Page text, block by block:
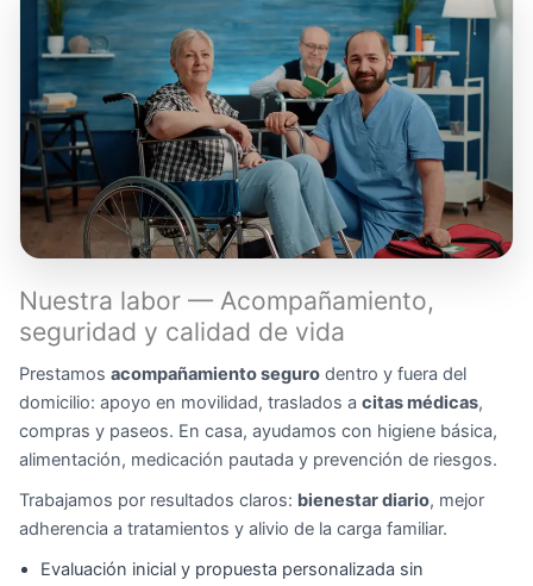
Nuestra labor — Acompañamiento,
seguridad y calidad de vida
Prestamos acompañamiento seguro dentro y fuera del
domicilio: apoyo en movilidad, traslados a citas médicas,
compras y paseos. En casa, ayudamos con higiene básica,
alimentación, medicación pautada y prevención de riesgos.
Trabajamos por resultados claros: bienestar diario, mejor
adherencia a tratamientos y alivio de la carga familiar.
Evaluación inicial y propuesta personalizada sin